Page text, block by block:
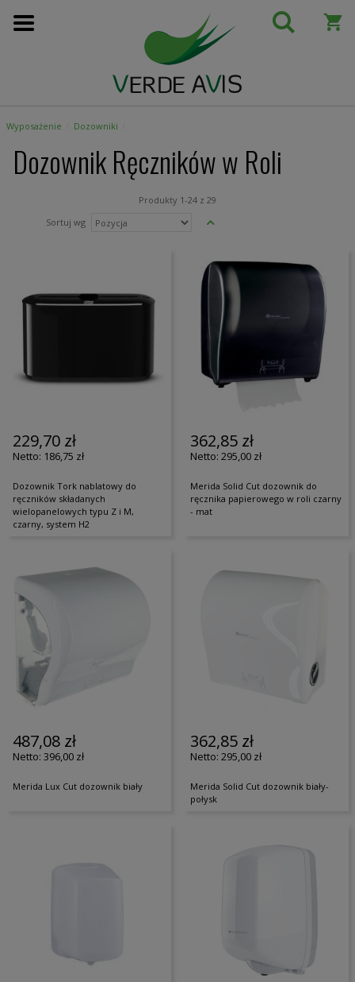
Przejdź
do
Wyposażenie Dozowniki
Dozownik Ręczników w Roli
Produkty 1-24 z 29
Sortuj wg
Ustaw
malejący
229,70 zł
186,75 zł
Dozownik Tork nablatowy do
ręczników składanych
wielopanelowych typu Z i M,
czarny, system H2
362,85 zł
295,00 zł
Merida Solid Cut dozownik do
ręcznika papierowego w roli czarny
- mat
487,08 zł
396,00 zł
Merida Lux Cut dozownik biały
362,85 zł
295,00 zł
Merida Solid Cut dozownik biały-
połysk